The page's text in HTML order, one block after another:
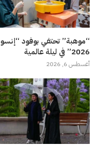
“موهبة” تحتفي بوفود “إنسو
2026” في ليلة عالمية
أغسطس 6, 2026